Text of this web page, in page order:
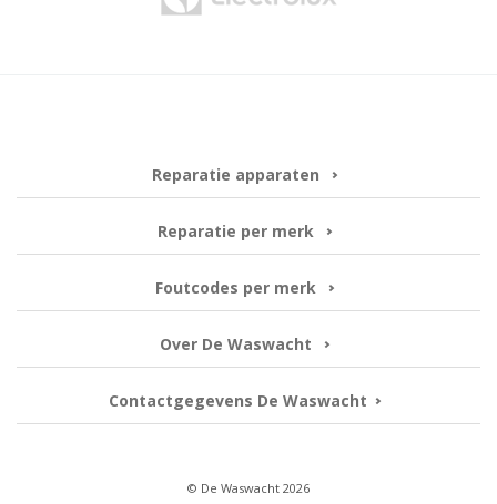
Reparatie apparaten
Reparatie per merk
Foutcodes per merk
Over De Waswacht
Contactgegevens De Waswacht
© De Waswacht 2026